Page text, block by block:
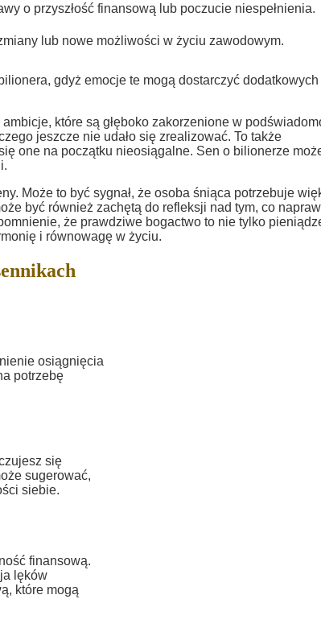
o przyszłość finansową lub poczucie niespełnienia.
lub nowe możliwości w życiu zawodowym.
gdyż emocje te mogą dostarczyć dodatkowych
które są głęboko zakorzenione w
jeszcze nie udało się zrealizować. To także
one na początku nieosiągalne. Sen o bilionerze
Może to być sygnał, że osoba śniąca potrzebuje
być również zachętą do refleksji nad tym, co
że prawdziwe bogactwo to nie tylko
i równowagę w życiu.
osiągnięcia
potrzebę
się
sugerować,
siebie.
finansową.
lęków
które mogą